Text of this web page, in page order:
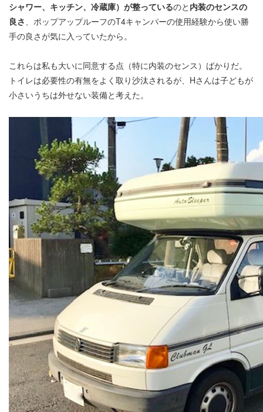
シャワー、キッチン、冷蔵庫）が整っているのと 内装のセンスの
良さ、ポップアップルーフのT4キャンパーの使用経験から使い勝
手の良さが気に入っていたから。
これらは私も大いに同意する点（特に内装のセンス）ばかりだ。
トイレは必要性の有無をよく取り沙汰されるが、Hさんは子どもが
小さいうちは外せない装備と考えた。